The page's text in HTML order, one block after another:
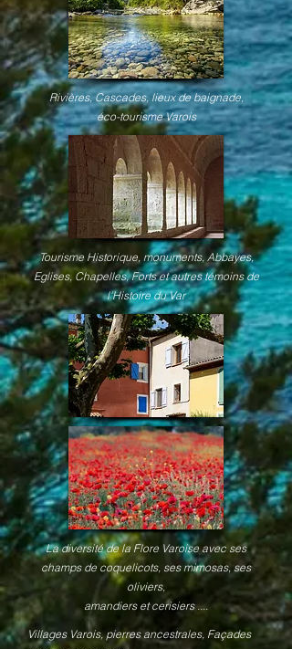
Rivières, Cascades, lieux de baignade,
éco-tourisme Varois
Tourisme Historique, monuments, Abbayes,
Eglises, Chapelles, Forts et autres témoins de
l'Histoire du Var
La diversité de la Flore Varoise avec ses
champs de coquelicots, ses mimosas, ses
oliviers,
amandiers et cerisiers ....
Villages Varois, pierres ancestrales, Façades